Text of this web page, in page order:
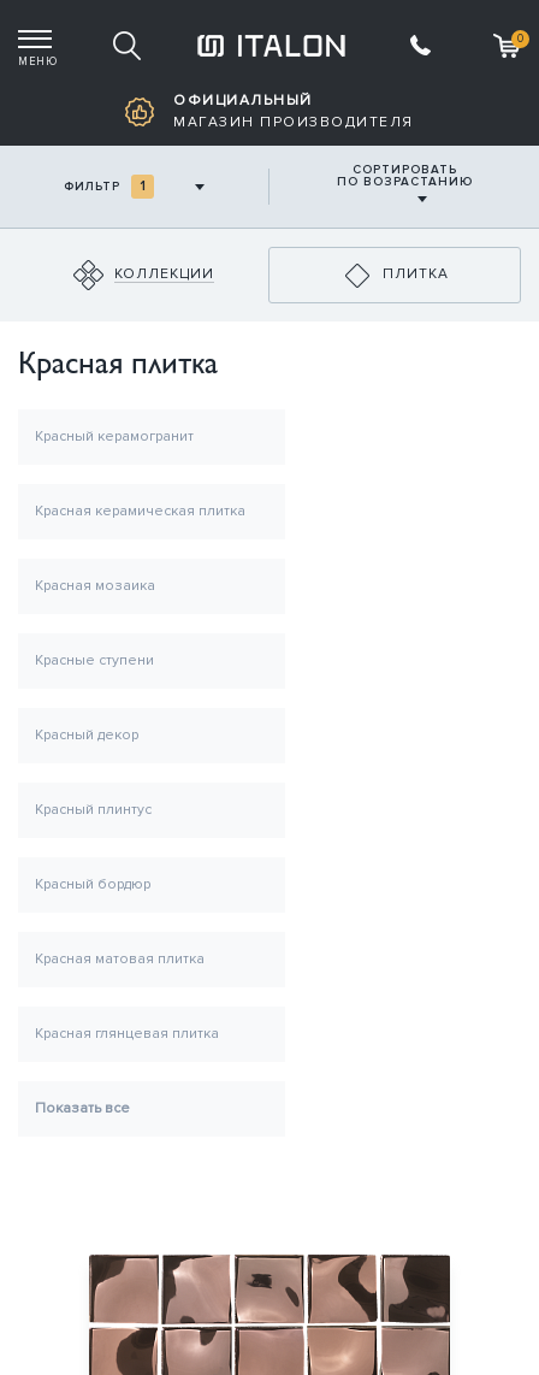
МЕНЮ
0
ОФИЦИАЛЬНЫЙ
МАГАЗИН ПРОИЗВОДИТЕЛЯ
ФИЛЬТР 1
СОРТИРОВАТЬ
ПО ВОЗРАСТАНИЮ
КОЛЛЕКЦИИ ПЛИТКА
Красная плитка
Красный керамогранит
Красная керамическая плитка
Красная мозаика
Красные ступени
Красный декор
Красный плинтус
Красный бордюр
Красная матовая плитка
Красная глянцевая плитка
Показать все